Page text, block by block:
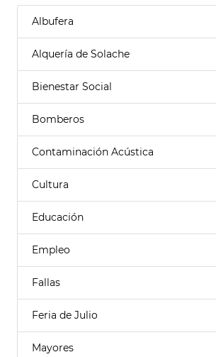
Albufera
Alquería de Solache
Bienestar Social
Bomberos
Contaminación Acústica
Cultura
Educación
Empleo
Fallas
Feria de Julio
Mayores